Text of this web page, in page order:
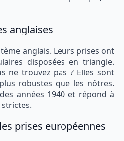
anglaises
anglais. Leurs prises ont
disposées en triangle.
ne trouvez pas ? Elles sont
robustes que les nôtres.
années 1940 et répond à
prises européennes